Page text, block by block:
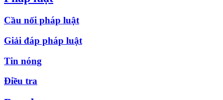
Cầu nối pháp luật
Giải đáp pháp luật
Tin nóng
Điều tra